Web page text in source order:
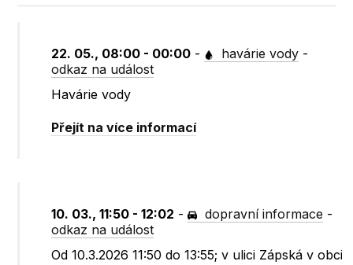
22. 05., 08:00 - 00:00 - havárie vody -
odkaz na událost
Havárie vody
Přejít na více informací
10. 03., 11:50 - 12:02 - dopravní informace -
odkaz na událost
Od 10.3.2026 11:50 do 13:55; v ulici Zápská v obci